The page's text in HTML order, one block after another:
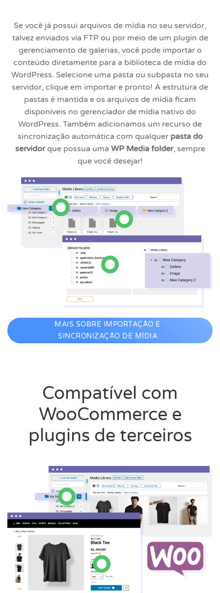
Se você já possui arquivos de mídia no seu servidor,
talvez enviados via FTP ou por meio de um plugin de
gerenciamento de galerias, você pode importar o
conteúdo diretamente para a biblioteca de mídia do
WordPress. Selecione uma pasta ou subpasta no seu
servidor, clique em importar e pronto! A estrutura de
pastas é mantida e os arquivos de mídia ficam
disponíveis no gerenciador de mídia nativo do
WordPress. Também adicionamos um recurso de
sincronização automática com qualquer pasta do
servidorque possua uma WP Media folder, sempre
que você desejar!
MAIS SOBRE IMPORTAÇÃO E
SINCRONIZAÇÃO DE MÍDIA
Compatível com
WooCommerce e
plugins de terceiros